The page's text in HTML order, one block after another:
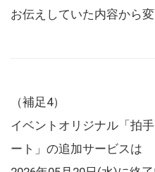
お伝えしていた内容から変
（補足4）
イベントオリジナル「拍
ート」の追加サービスは